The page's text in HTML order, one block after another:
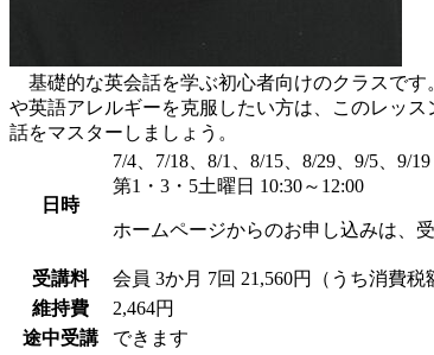
基礎的な英会話を学ぶ初心者向けのクラスです
や英語アレルギーを克服したい方は、このレッ
話をマスターしましょう。
日時
7/4、7/18、8/1、8/15、8/29、9/5、9/19
第1・3・5土曜日 10:30～12:00
ホームページからのお申し込みは、
受講料 会員 3か月 7回 21,560円（うち消費税
維持費
2,464円
途中受講
できます